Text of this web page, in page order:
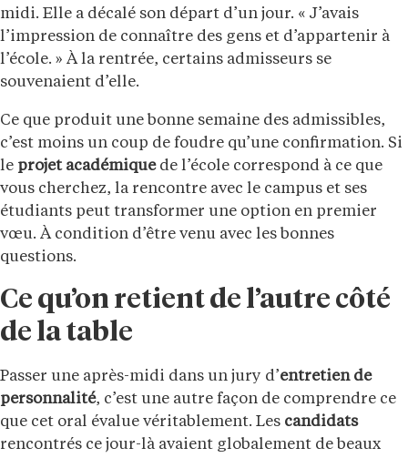
midi. Elle a décalé son départ d’un jour. « J’avais
l’impression de connaître des gens et d’appartenir à
l’école. » À la rentrée, certains admisseurs se
souvenaient d’elle.
Ce que produit une bonne semaine des admissibles,
c’est moins un coup de foudre qu’une confirmation. Si
le projet académiquede l’école correspond à ce que
vous cherchez, la rencontre avec le campus et ses
étudiants peut transformer une option en premier
vœu. À condition d’être venu avec les bonnes
questions.
Ce qu’on retient de l’autre côté
de la table
Passer une après-midi dans un jury d’entretien de
personnalité, c’est une autre façon de comprendre ce
que cet oral évalue véritablement. Les candidats
rencontrés ce jour-là avaient globalement de beaux